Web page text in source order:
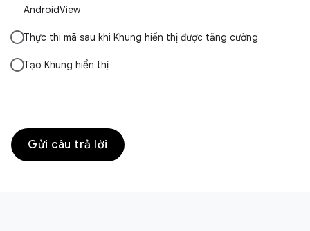
AndroidView
Thực thi mã sau khi Khung hiển thị được tăng cường
Tạo Khung hiển thị
Gửi câu trả lời